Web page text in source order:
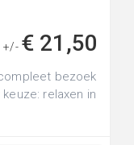
+/- € 21,50
bezoek
relaxen in